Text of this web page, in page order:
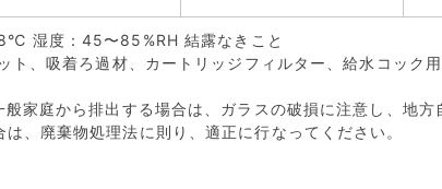
湿度：45〜85%RH 結露なきこと
、吸着ろ過材、カートリッジフィルター、給水コック
家庭から排出する場合は、ガラスの破損に注意し、地方
、廃棄物処理法に則り、適正に行なってください。